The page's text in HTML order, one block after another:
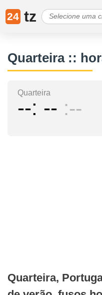
24 tz
Quarteira ::
Quarteira
-- -- --
Quarteira,